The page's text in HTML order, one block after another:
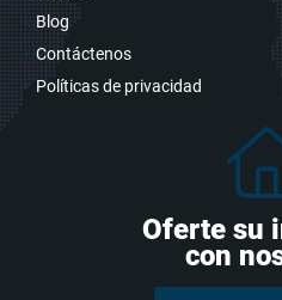
Blog
Contáctenos
Políticas de privacidad
Oferte su
con